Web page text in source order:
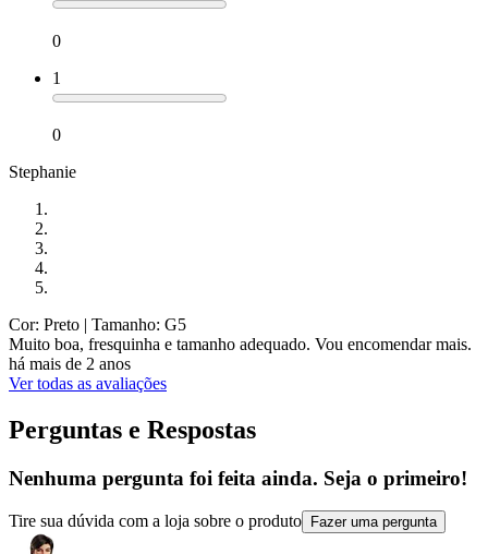
0
1
0
Stephanie
Cor: Preto | Tamanho: G5
Muito boa, fresquinha e tamanho adequado. Vou encomendar mais.
há mais de 2 anos
Ver todas as avaliações
Perguntas e Respostas
Nenhuma pergunta foi feita ainda. Seja o primeiro!
Tire sua dúvida com a loja sobre o produto Fazer uma pergunta